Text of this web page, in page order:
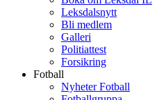
Leksdalsnytt
Bli medlem
Galleri
Politiattest
Forsikring
Fotball
Nyheter Fotball